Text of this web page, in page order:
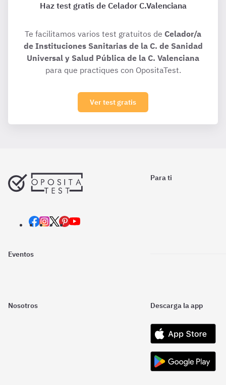
Haz test gratis de Celador C.Valenciana
Te facilitamos varios test gratuitos de Celador/a
de Instituciones Sanitarias de la C. de Sanidad
Universal y Salud Pública de la C. Valenciana
para que practiques con OpositaTest.
Ver test gratis
Para ti
Eventos
Nosotros Descarga la app